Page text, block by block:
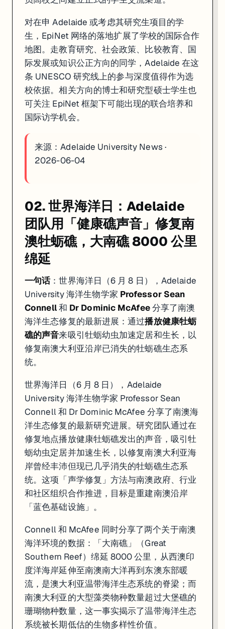
对在申 Adelaide 或考虑其研究生项目的学
生，EpiNet 网络的落地扩展了学校的国际合作
地图。走教育研究、社会政策、比较教育、国
际发展或知识公正方向的同学，Adelaide 在这
条 UNESCO 研究线上的参与深度值得作为选
校依据。相关方向的博士和研究型硕士学生也
可关注 EpiNet 框架下可能出现的联合培养和
国际访学机会。
来源：Adelaide University News ·
2026-06-04
02. 世界海洋日：Adelaide
团队用「健康礁声音」修复南
澳牡蛎礁，大南礁 8000 公里
绵延
一句话：世界海洋日（6 月 8 日），Adelaide
University 海洋生物学家 Professor Sean
Connell和 Dr Dominic McAfee分享了南澳
海洋生态修复的最新进展：通过播放健康牡蛎
礁的声音来吸引牡蛎幼虫加速定居和生长，以
修复南澳大利亚沿岸已消失的牡蛎礁生态系
统。
世界海洋日（6 月 8 日），Adelaide
University 海洋生物学家 Professor Sean
Connell 和 Dr Dominic McAfee 分享了南澳海
洋生态修复的最新研究进展。研究团队通过在
修复地点播放健康牡蛎礁发出的声音，吸引牡
蛎幼虫定居并加速生长，以修复南澳大利亚海
岸曾经丰沛但现已几乎消失的牡蛎礁生态系
统。这项「声学修复」方法与南澳政府、行业
和社区组织合作推进，目标是重建南澳沿岸
「蓝色基础设施」。
Connell 和 McAfee 同时分享了两个关于南澳
海洋环境的数据：「大南礁」（Great
Southern Reef）绵延 8000 公里，从西澳印
度洋海岸延伸至南澳南大洋再到东澳东部暖
流，是澳大利亚温带海洋生态系统的脊梁；而
南澳大利亚的大型藻类物种数量超过大堡礁的
珊瑚物种数量，这一事实揭示了温带海洋生态
系统被长期低估的生物多样性价值。